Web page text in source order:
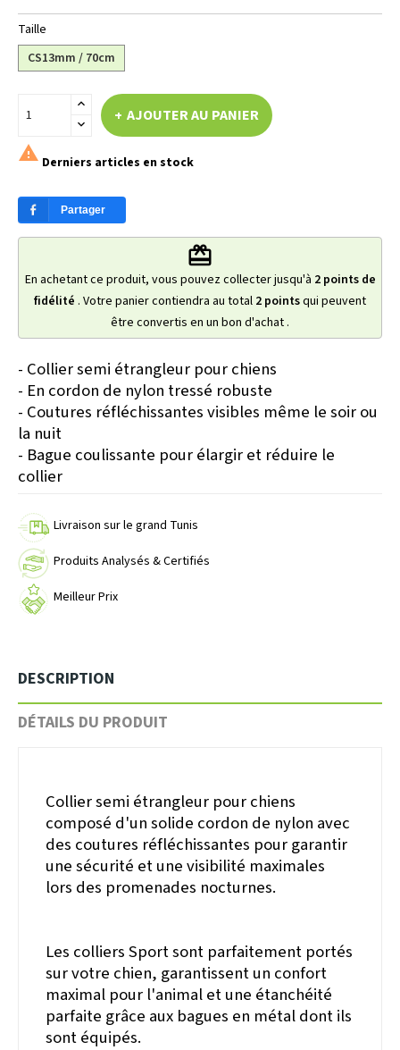
Taille
CS13mm / 70cm
AJOUTER AU PANIER
 Derniers articles en stock
Partager
redeem
En achetant ce produit, vous pouvez collecter jusqu'à 2points de
fidélité . Votre panier contiendra au total 2 pointsqui peuvent
être convertis en un bon d'achat .
- Collier semi étrangleur pour chiens
- En cordon de nylon tressé robuste
- Coutures réfléchissantes visibles même le soir ou
la nuit
- Bague coulissante pour élargir et réduire le
collier
Livraison sur le grand Tunis
Produits Analysés & Certifiés
Meilleur Prix
DESCRIPTION
DÉTAILS DU PRODUIT
Collier semi étrangleur pour chiens
composé d'un solide cordon de nylon avec
des coutures réfléchissantes pour garantir
une sécurité et une visibilité maximales
lors des promenades nocturnes.
Les colliers Sport sont parfaitement portés
sur votre chien, garantissent un confort
maximal pour l'animal et une étanchéité
parfaite grâce aux bagues en métal dont ils
sont équipés.